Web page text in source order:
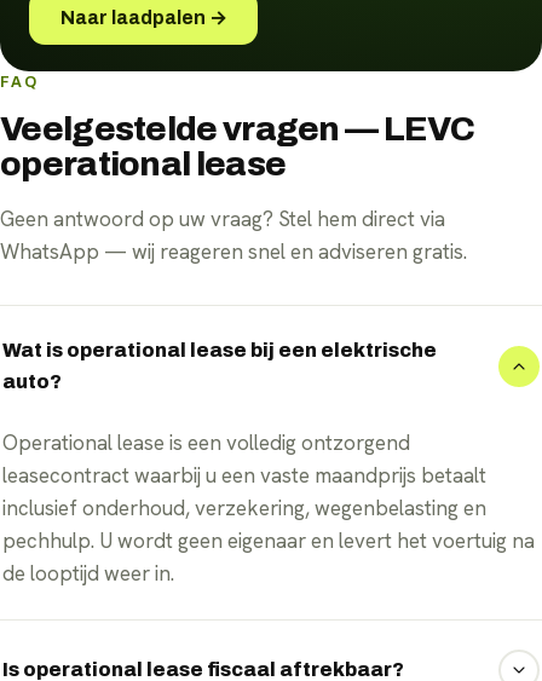
Naar laadpalen →
FAQ
Veelgestelde vragen — LEVC
operational lease
Geen antwoord op uw vraag? Stel hem direct via
WhatsApp — wij reageren snel en adviseren gratis.
Wat is operational lease bij een elektrische
auto?
Operational lease is een volledig ontzorgend
leasecontract waarbij u een vaste maandprijs betaalt
inclusief onderhoud, verzekering, wegenbelasting en
pechhulp. U wordt geen eigenaar en levert het voertuig na
de looptijd weer in.
Is operational lease fiscaal aftrekbaar?